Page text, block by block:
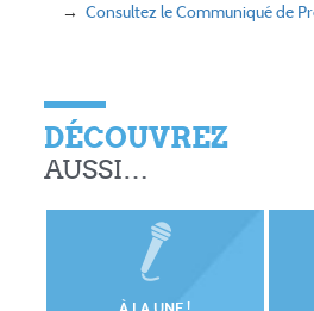
→Consultez le Communiqué de
DÉCOUVREZ
AUSSI…